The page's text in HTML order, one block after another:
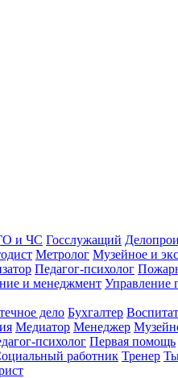
и ЧС Госслужащий
Метролог Музейное и
Педагог-психолог
и менеджмент Управление
дело Бухгалтер
Медиатор Менеджер
психолог Первая помощь
работник Тренер